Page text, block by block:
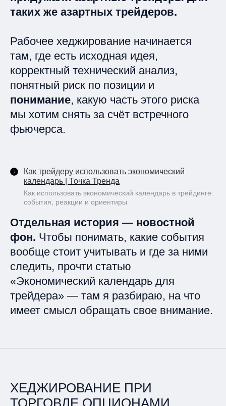
таких же азартных трейдеров.
Рабочее хеджирование начинается
там, где есть исходная идея,
корректный технический анализ,
понятный риск по позиции и
понимание, какую часть этого риска
мы хотим снять за счёт встречного
фьючерса.
Как трейдеру использовать экономический
календарь | Точка Тренда
Как использовать экономический календарь в трейдинге:
события, реакции и ориентиры
Отдельная история — новостной
фон. Чтобы понимать, какие события
вообще стоит учитывать и где за ними
следить, прочти статью
«Экономический календарь для
трейдера» — там я разбираю, на что
имеет смысл обращать свое внимание.
ХЕДЖИРОВАНИЕ ПРИ
ТОРГОВЛЕ ОПЦИОНАМИ